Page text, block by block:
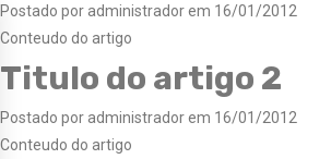
Postado por administrador em 16/01/2012
Conteudo do artigo
Titulo do artigo 2
Postado por administrador em 16/01/2012
Conteudo do artigo